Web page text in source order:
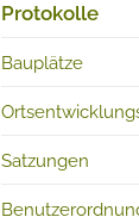
Protokolle
Bauplätze
Satzungen